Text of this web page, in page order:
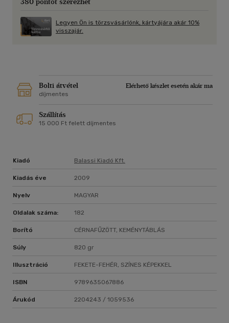
380 pontot szerezhet
Legyen Ön is törzsvásárlónk, kártyájára akár 10%
visszajár.
Bolti átvétel
Elérhető készlet esetén akár ma
díjmentes
Szállítás
15 000 Ft felett díjmentes
Kiadó Balassi Kiadó Kft.
Kiadás éve 2009
Nyelv MAGYAR
Oldalak száma: 182
Borító CÉRNAFŰZÖTT, KEMÉNYTÁBLÁS
Súly 820 gr
Illusztráció FEKETE-FEHÉR, SZÍNES KÉPEKKEL
ISBN 9789635067886
Árukód 2204243 / 1059536